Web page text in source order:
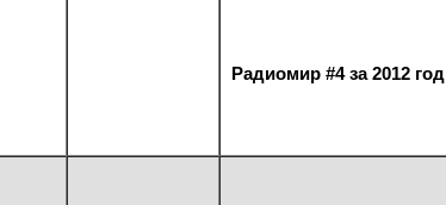
Радиомир #4 за 2012 год